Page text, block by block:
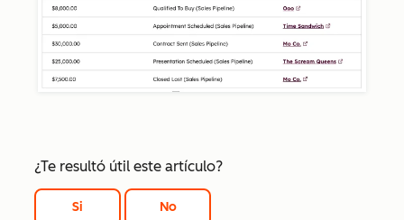
¿Te resultó útil este artículo?
Si No